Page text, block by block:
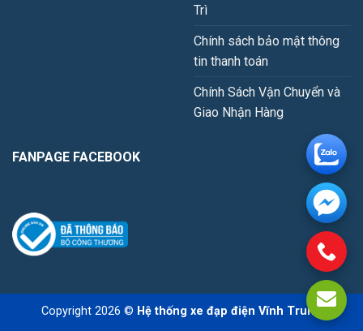
Trì
Chính sách bảo mật thông
tin thanh toán
Chính Sách Vận Chuyển và
Giao Nhận Hàng
FANPAGE FACEBOOK
Copyright 2026 © Hệ thống xe đạp điện Vĩnh Trung